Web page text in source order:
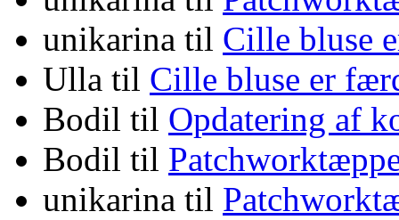
unikarina til Cille bluse
Ulla til Cille bluse er
Bodil til Opdatering af
Bodil til
unikarina til